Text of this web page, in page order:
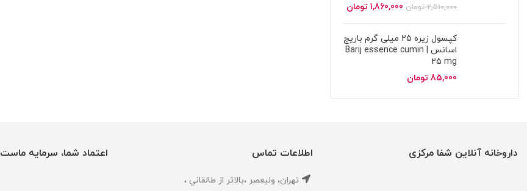
2,510,000 تومان 1,860,000 تومان
کپسول زیره 25 میلی گرم باریج
اسانس | Barij essence cumin
25 mg
85,000 تومان
داروخانه آنلاین شفا مرکزی اطلاعات تماس
تهران، ‎وليعصر ،بالاتر از طالقاني ،
اعتماد شما، سرمایه ماست